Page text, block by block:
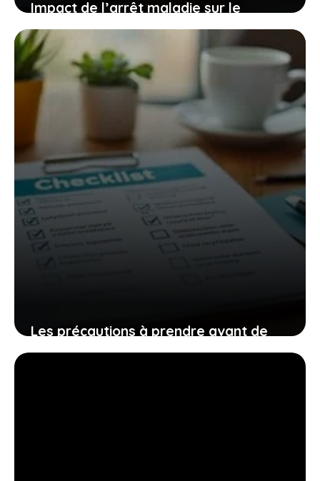
Impact de l’arrêt maladie sur le
remboursement de prêt : rôle de
l’assurance emprunteur
17 janvier 2026
Les précautions à prendre avant de
finaliser l’achat de votre résidence